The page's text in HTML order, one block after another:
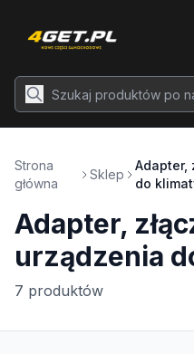
Strona
główna
Sklep
Adapter,
do
Adapter,
urządzenia
7 produktów